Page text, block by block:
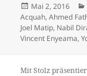
Veröffentlicht
am
Mai 2, 2016
Acquah,Ahmed
Joel Matip, Nabil
Vincent Enyeama,
Mit Stolz